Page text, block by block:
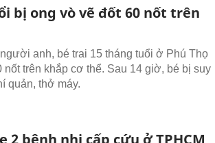
bị ong vò vẽ đốt 60 nốt trên
anh, bé trai 15 tháng tuổi ở Phú Thọ
nốt trên khắp cơ thể. Sau 14 giờ, bé bị suy
quản, thở máy.
2 bệnh nhi cấp cứu ở TPHCM